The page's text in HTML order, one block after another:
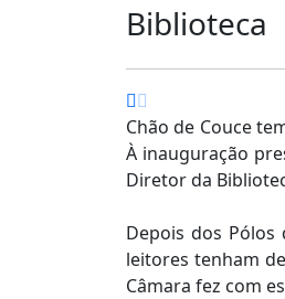
Biblioteca
Chão de Couce
À inauguração
Diretor da
Depois dos
leitores tenham
Câmara fez com